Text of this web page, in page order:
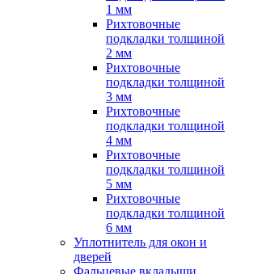
1 мм
Рихтовочные
подкладки толщиной
2 мм
Рихтовочные
подкладки толщиной
3 мм
Рихтовочные
подкладки толщиной
4 мм
Рихтовочные
подкладки толщиной
5 мм
Рихтовочные
подкладки толщиной
6 мм
Уплотнитель для окон и
дверей
Фальцевые вкладыши